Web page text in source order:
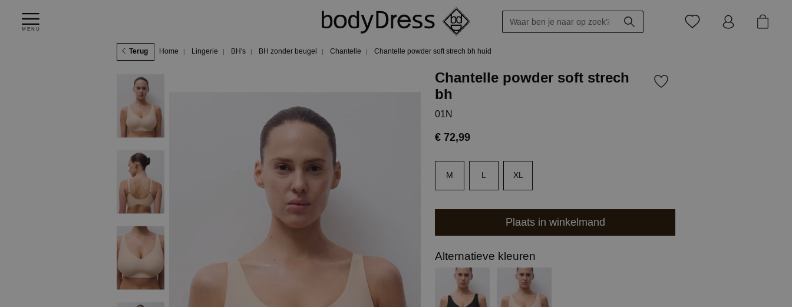
MENU
Terug Home Lingerie BH's BH zonder beugel Chantelle Chantelle powder soft strech bh huid
Chantelle powder soft strech
bh
01N
€ 72,99
M L XL
Plaats in winkelmand
Alternatieve kleuren